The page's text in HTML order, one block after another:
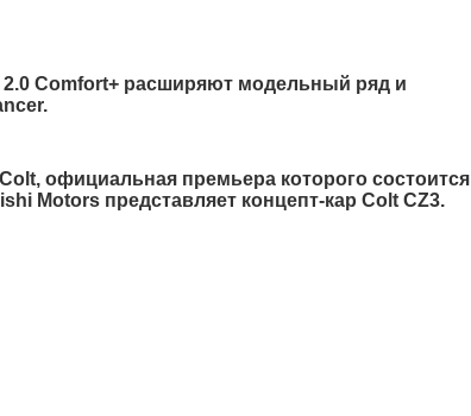
2.0 Comfort+ расширяют модельный ряд и
официальная премьера которого состоится
Motors представляет концепт-кар Colt CZ3.